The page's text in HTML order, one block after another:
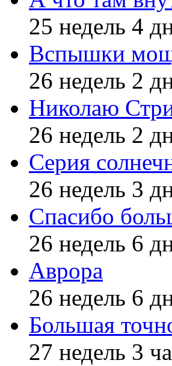
25 недель 4
Вспышки
26 недель 2
Николаю
26 недель 2
Серия
26 недель 3
Спасибо
26 недель 6
Аврора
26 недель 6
Большая
27 недель 3